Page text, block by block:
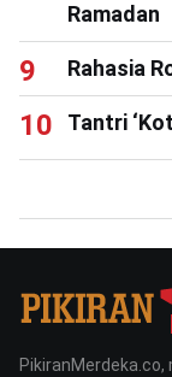
Ramadan
Rahasia
Tantri